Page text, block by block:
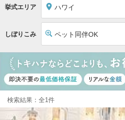
挙式エリア ハワイ
しぼりこみ ペット同伴OK
検索結果：全1件